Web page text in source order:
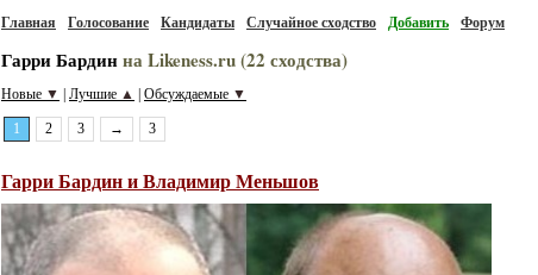
Главная Голосование Кандидаты Случайное сходство Добавить Форум
Гарри Бардинна Likeness.ru (22 сходства)
Новые ▼ Лучшие ▲ Обсуждаемые ▼
1 2 3 → 3
Гарри Бардин и Владимир Меньшов